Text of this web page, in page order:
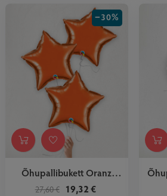
Õhupallibukett Oranz
Tähed
27,60 €
−30%
19,32 €